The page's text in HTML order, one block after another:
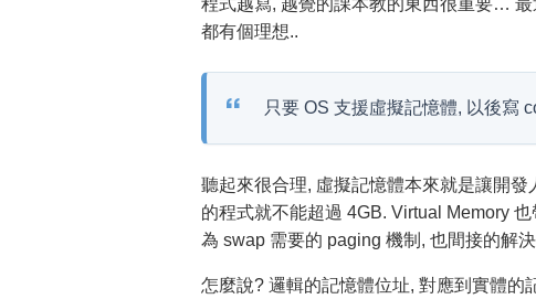
都有個理想..
只要 OS 支援虛擬記憶體, 以後寫
聽起來很合理, 虛擬記憶體本來就是讓開
的程式就不能超過 4GB. Virtual Memory
為 swap 需要的 paging 機制, 也間接的解
怎麼說? 邏輯的記憶體位址, 對應到實體的